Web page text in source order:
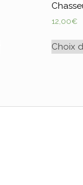
12,00€
Choix